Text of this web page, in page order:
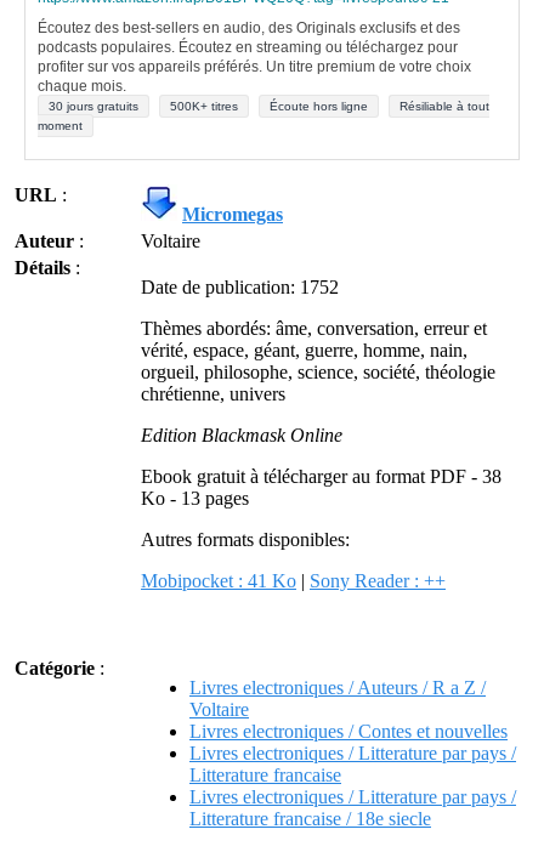
Écoutez des best-sellers en audio, des Originals exclusifs et des
podcasts populaires. Écoutez en streaming ou téléchargez pour
profiter sur vos appareils préférés. Un titre premium de votre choix
chaque mois.
30 jours gratuits 500K+ titres Écoute hors ligne
Résiliable à tout
moment
URL :
Micromegas
Auteur :
Voltaire
Détails :
Date de publication: 1752
Thèmes abordés: âme, conversation, erreur et
vérité, espace, géant, guerre, homme, nain,
orgueil, philosophe, science, société, théologie
chrétienne, univers
Edition Blackmask Online
Ebook gratuit à télécharger au format PDF - 38
Ko - 13 pages
Autres formats disponibles:
Mobipocket : 41 Ko | Sony Reader : ++
Catégorie :
Livres electroniques / Auteurs / R a Z /
Voltaire
Livres electroniques / Contes et nouvelles
Livres electroniques / Litterature par pays /
Litterature francaise
Livres electroniques / Litterature par pays /
Litterature francaise / 18e siecle